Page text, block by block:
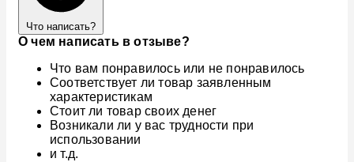
Что написать?
О чем написать в отзыве?
Что вам понравилось или не понравилось
Соответствует ли товар заявленным
характеристикам
Стоит ли товар своих денег
Возникали ли у вас трудности при
использовании
и т.д.